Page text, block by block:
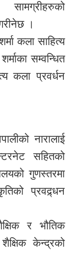
सामग्रीहरुको
।
कला साहित्य
सम्वन्धित
कला प्रवर्धन
नारालाई
सहितको
गुणस्तरमा
प्रवद्र्धन
र भौतिक
केन्द्रको